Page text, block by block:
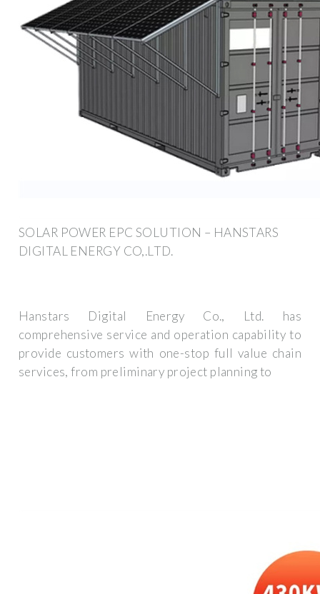
SOLAR POWER EPC SOLUTION – HANSTARS
DIGITAL ENERGY CO,.LTD.
Hanstars Digital Energy Co., Ltd. has
comprehensive service and operation capability to
provide customers with one-stop full value chain
services, from preliminary project planning to